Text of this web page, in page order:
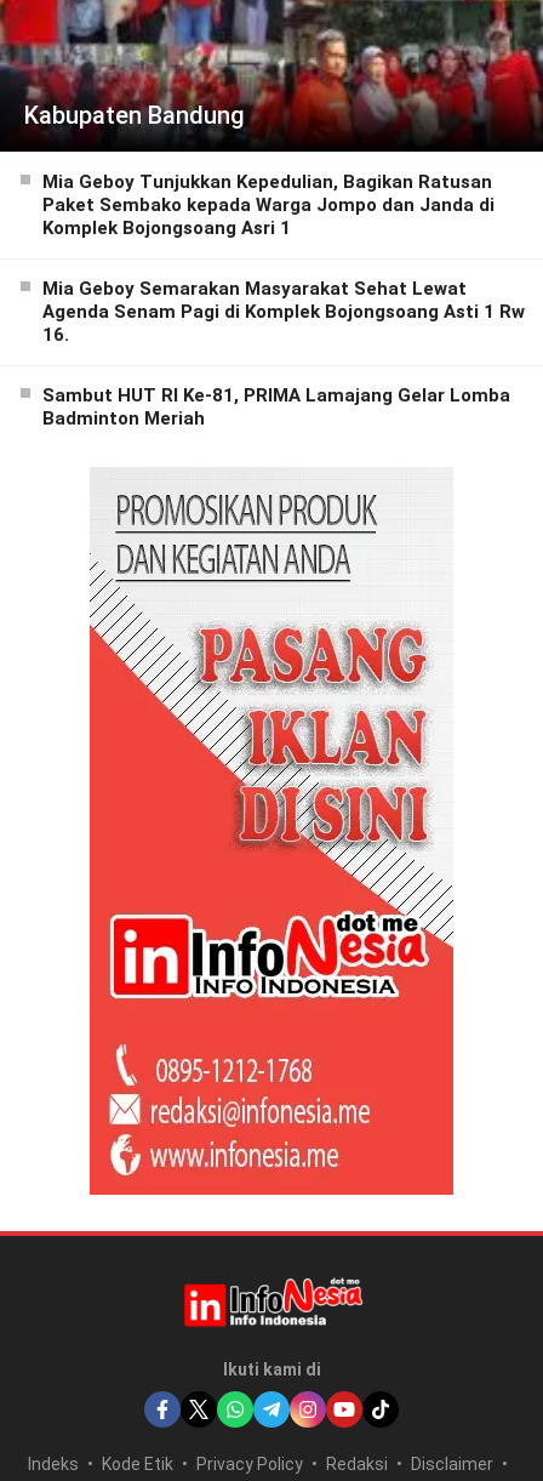
Kabupaten Bandung
Mia Geboy Tunjukkan Kepedulian, Bagikan Ratusan
Paket Sembako kepada Warga Jompo dan Janda di
Komplek Bojongsoang Asri 1
Mia Geboy Semarakan Masyarakat Sehat Lewat
Agenda Senam Pagi di Komplek Bojongsoang Asti 1 Rw
16.
Sambut HUT RI Ke-81, PRIMA Lamajang Gelar Lomba
Badminton Meriah
Ikuti kami di
Indeks Kode Etik Privacy Policy Redaksi
Disclaimer